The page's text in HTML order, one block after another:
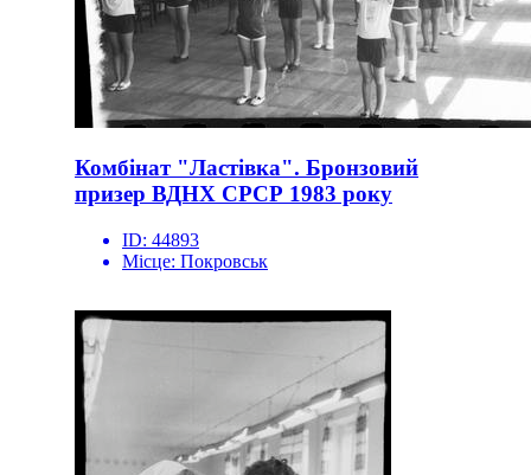
Комбінат "Ластівка". Бронзовий
призер ВДНХ СРСР 1983 року
ID: 44893
Місце: Покровськ